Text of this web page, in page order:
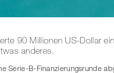
90 Millionen US-Dollar
anderes.
Serie-B-Finanzierungsrunde